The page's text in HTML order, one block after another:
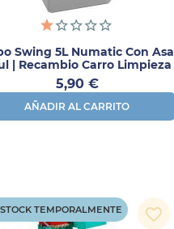
Swing 5L Numatic Con Asa
| Recambio Carro Limpieza
Precio
5,90 €
AÑADIR AL CARRITO
TEMPORALMENTE favorite_border